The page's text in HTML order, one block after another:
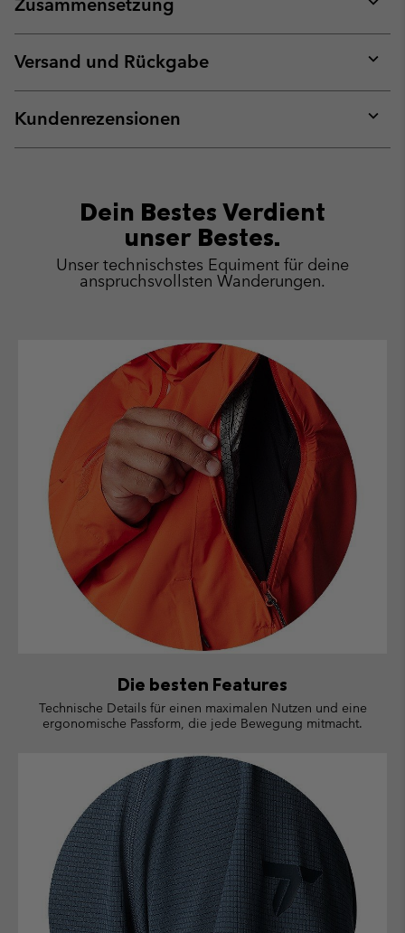
Zusammensetzung
or
Versand und Rückgabe
or
Kundenrezensionen
or
Dein Bestes Verdient
unser Bestes.
Unser technischstes Equiment für deine
anspruchsvollsten Wanderungen.
Die besten Features
Technische Details für einen maximalen Nutzen und eine
ergonomische Passform, die jede Bewegung mitmacht.